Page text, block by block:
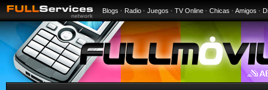
Blogs · Radio · Juegos · TV Online · Chicas · Amigos ·